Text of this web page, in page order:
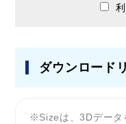
ダウンロード
Sizeは、3Dデータ